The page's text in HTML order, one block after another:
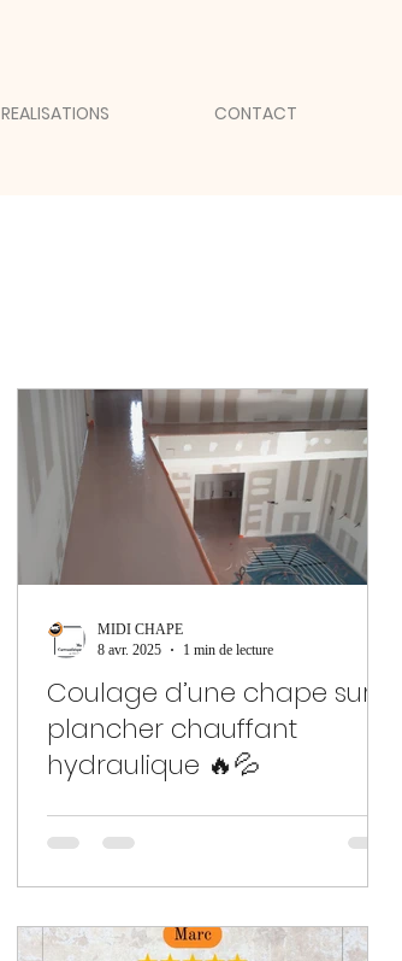
REALISATIONS CONTACT
Coulage d’une chape sur
plancher chauffant
hydraulique 🔥💦
MIDI CHAPE
8 avr. 2025
1 min de lecture